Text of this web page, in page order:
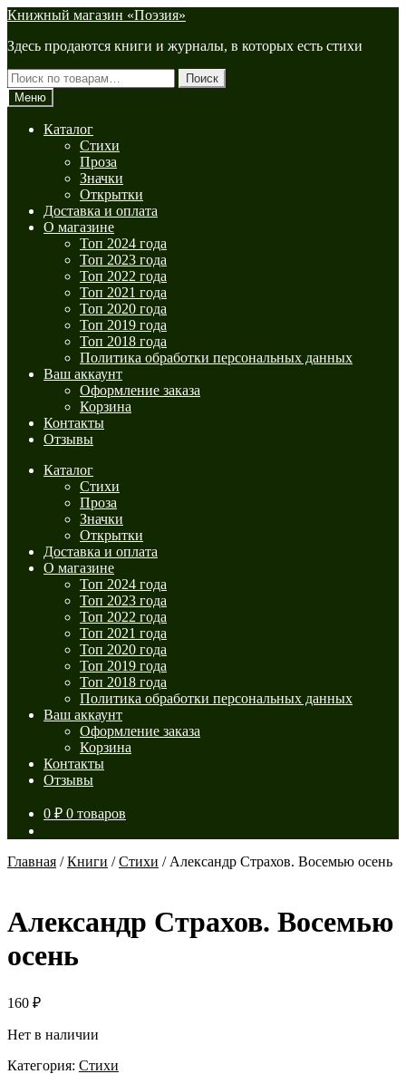
Перейти
навигации
Перейти
содержимому
Книжный магазин «Поэзия»
Здесь продаются книги и журналы, в которых есть стихи
Искать:
Поиск
Меню
Каталог
Стихи
Проза
Значки
Открытки
Доставка и оплата
О магазине
Топ 2024 года
Топ 2023 года
Топ 2022 года
Топ 2021 года
Топ 2020 года
Топ 2019 года
Топ 2018 года
Политика обработки персональных данных
Ваш аккаунт
Оформление заказа
Корзина
Контакты
Отзывы
Каталог
Стихи
Проза
Значки
Открытки
Доставка и оплата
О магазине
Топ 2024 года
Топ 2023 года
Топ 2022 года
Топ 2021 года
Топ 2020 года
Топ 2019 года
Топ 2018 года
Политика обработки персональных данных
Ваш аккаунт
Оформление заказа
Корзина
Контакты
Отзывы
0 ₽ 0 товаров
Главная /Книги /Стихи / Александр Страхов. Восемью осень
Александр Страхов. Восемью
осень
160 ₽
Нет в наличии
Категория: Стихи